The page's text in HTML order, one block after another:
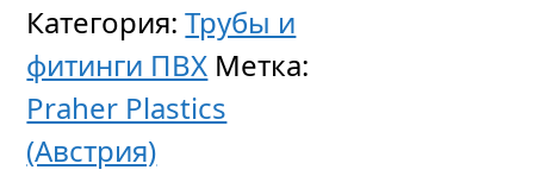
Категория:Трубы и
фитинги ПВХ Метка:
Praher Plastics
(Австрия)